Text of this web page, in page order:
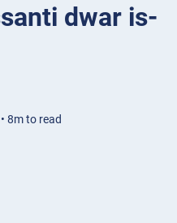
dwar is-
8m to read